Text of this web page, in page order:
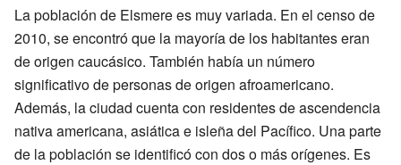
La población de Elsmere es muy variada. En el censo de
2010, se encontró que la mayoría de los habitantes eran
de origen caucásico. También había un número
significativo de personas de origen afroamericano.
Además, la ciudad cuenta con residentes de ascendencia
nativa americana, asiática e isleña del Pacífico. Una parte
de la población se identificó con dos o más orígenes. Es